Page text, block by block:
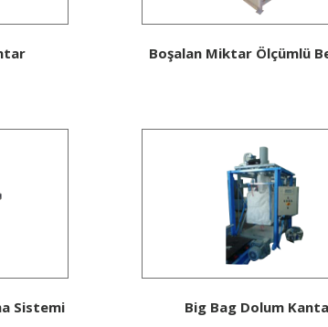
Boşalan Miktar Ölçümlü
Sistemi Big Bag Dolum